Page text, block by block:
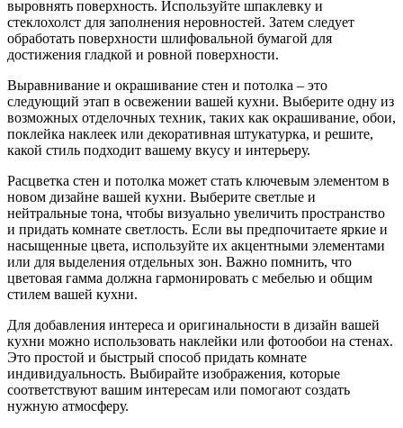
выровнять поверхность. Используйте шпаклевку и
стеклохолст для заполнения неровностей. Затем следует
обработать поверхности шлифовальной бумагой для
достижения гладкой и ровной поверхности.
Выравнивание и окрашивание стен и потолка – это
следующий этап в освежении вашей кухни. Выберите одну из
возможных отделочных техник, таких как окрашивание, обои,
поклейка наклеек или декоративная штукатурка, и решите,
какой стиль подходит вашему вкусу и интерьеру.
Расцветка стен и потолка может стать ключевым элементом в
новом дизайне вашей кухни. Выберите светлые и
нейтральные тона, чтобы визуально увеличить пространство
и придать комнате светлость. Если вы предпочитаете яркие и
насыщенные цвета, используйте их акцентными элементами
или для выделения отдельных зон. Важно помнить, что
цветовая гамма должна гармонировать с мебелью и общим
стилем вашей кухни.
Для добавления интереса и оригинальности в дизайн вашей
кухни можно использовать наклейки или фотообои на стенах.
Это простой и быстрый способ придать комнате
индивидуальность. Выбирайте изображения, которые
соответствуют вашим интересам или помогают создать
нужную атмосферу.